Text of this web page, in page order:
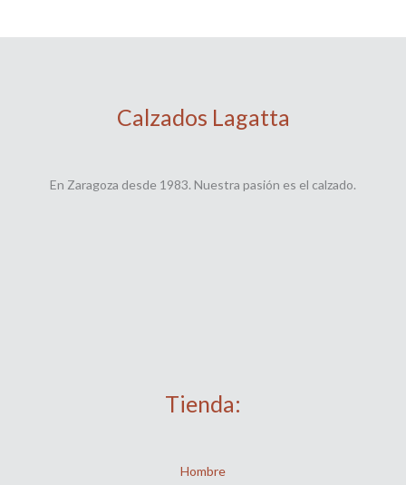
Calzados Lagatta
En Zaragoza desde 1983. Nuestra pasión es el calzado.
Tienda:
Hombre